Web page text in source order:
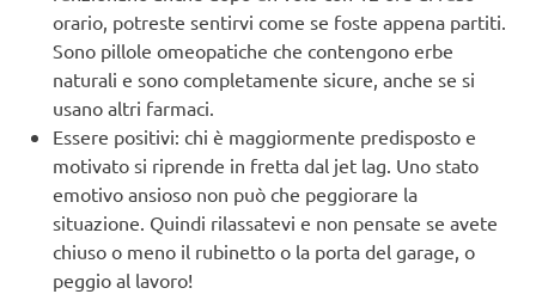
orario, potreste sentirvi come se foste appena partiti.
Sono pillole omeopatiche che contengono erbe
naturali e sono completamente sicure, anche se si
usano altri farmaci.
Essere positivi: chi è maggiormente predisposto e
motivato si riprende in fretta dal jet lag. Uno stato
emotivo ansioso non può che peggiorare la
situazione. Quindi rilassatevi e non pensate se avete
chiuso o meno il rubinetto o la porta del garage, o
peggio al lavoro!